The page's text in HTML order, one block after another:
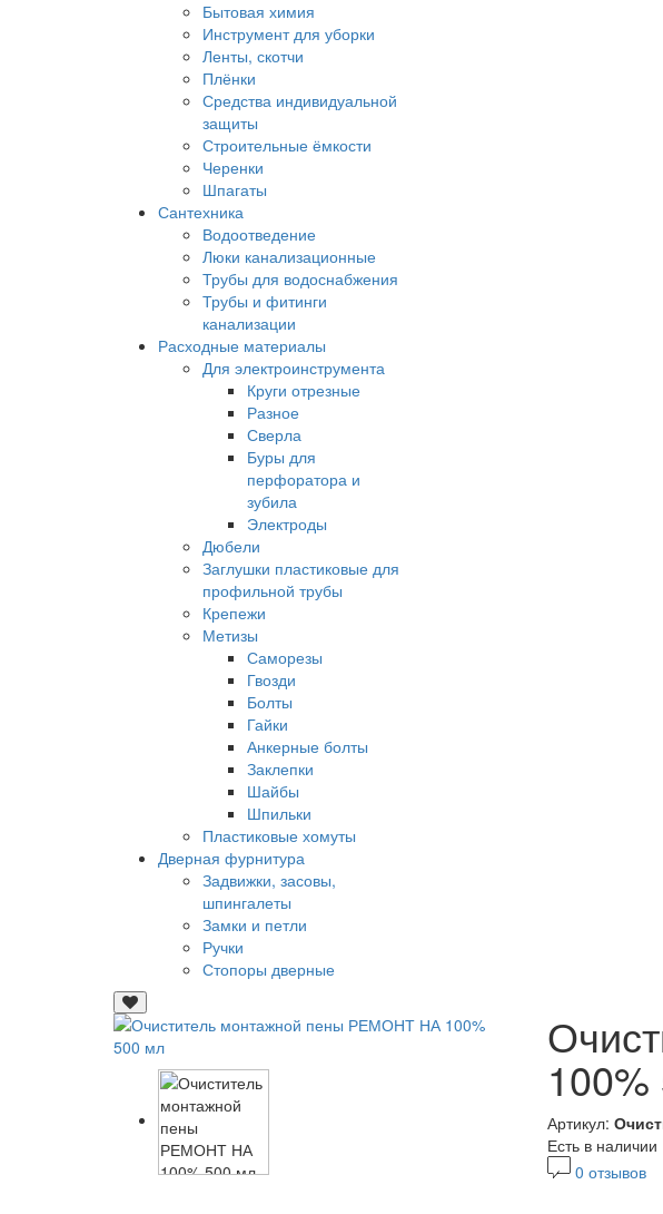
Бытовая химия
Инструмент для уборки
Ленты, скотчи
Плёнки
Средства индивидуальной
защиты
Строительные ёмкости
Черенки
Шпагаты
Сантехника
Водоотведение
Люки канализационные
Трубы для водоснабжения
Трубы и фитинги
канализации
Расходные материалы
Для электроинструмента
Круги отрезные
Разное
Сверла
Буры для
перфоратора и
зубила
Электроды
Дюбели
Заглушки пластиковые для
профильной трубы
Крепежи
Метизы
Саморезы
Гвозди
Болты
Гайки
Анкерные болты
Заклепки
Шайбы
Шпильки
Пластиковые хомуты
Дверная фурнитура
Задвижки, засовы,
шпингалеты
Замки и петли
Ручки
Стопоры дверные
Артикул:
Есть в наличии
0 отзывов